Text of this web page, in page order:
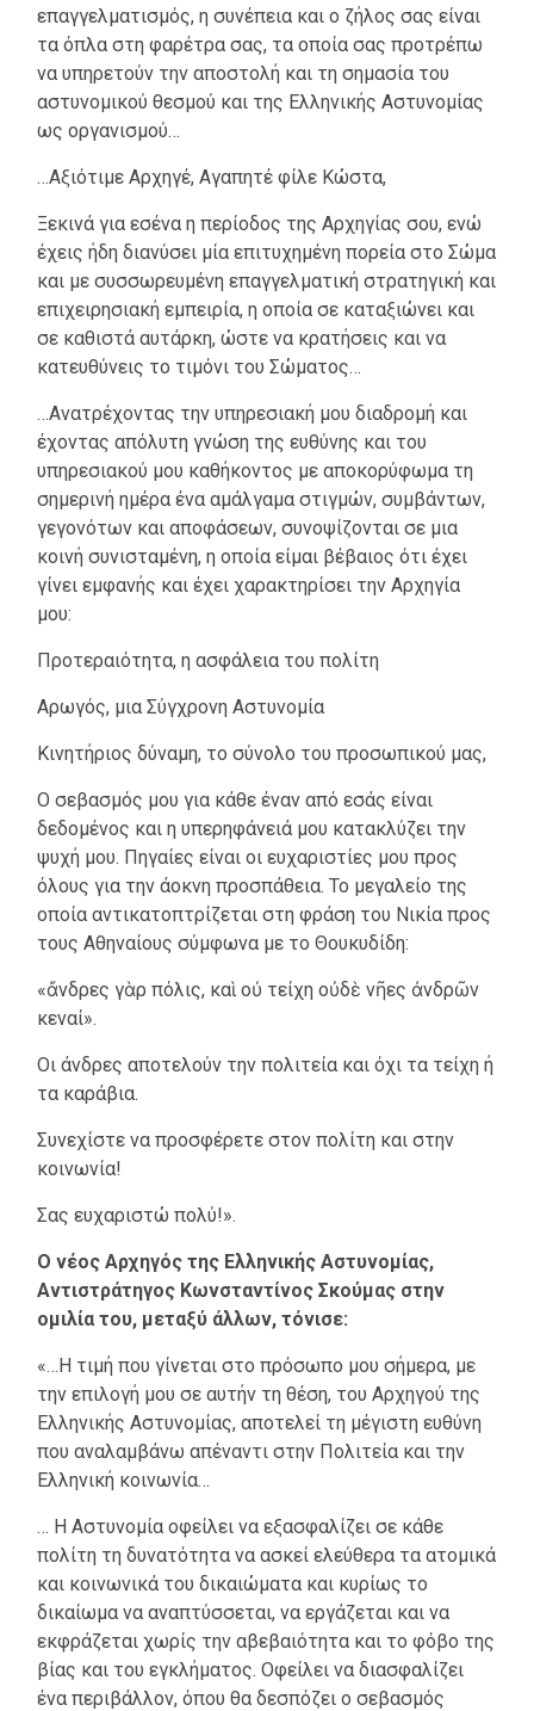
επαγγελματισμός, η συνέπεια και ο ζήλος σας είναι
τα όπλα στη φαρέτρα σας, τα οποία σας προτρέπω
να υπηρετούν την αποστολή και τη σημασία του
αστυνομικού θεσμού και της Ελληνικής Αστυνομίας
ως οργανισμού…
…Αξιότιμε Αρχηγέ, Αγαπητέ φίλε Κώστα,
Ξεκινά για εσένα η περίοδος της Αρχηγίας σου, ενώ
έχεις ήδη διανύσει μία επιτυχημένη πορεία στο Σώμα
και με συσσωρευμένη επαγγελματική στρατηγική και
επιχειρησιακή εμπειρία, η οποία σε καταξιώνει και
σε καθιστά αυτάρκη, ώστε να κρατήσεις και να
κατευθύνεις το τιμόνι του Σώματος…
…Ανατρέχοντας την υπηρεσιακή μου διαδρομή και
έχοντας απόλυτη γνώση της ευθύνης και του
υπηρεσιακού μου καθήκοντος με αποκορύφωμα τη
σημερινή ημέρα ένα αμάλγαμα στιγμών, συμβάντων,
γεγονότων και αποφάσεων, συνοψίζονται σε μια
κοινή συνισταμένη, η οποία είμαι βέβαιος ότι έχει
γίνει εμφανής και έχει χαρακτηρίσει την Αρχηγία
μου:
Προτεραιότητα, η ασφάλεια του πολίτη
Αρωγός, μια Σύγχρονη Αστυνομία
Κινητήριος δύναμη, το σύνολο του προσωπικού μας,
Ο σεβασμός μου για κάθε έναν από εσάς είναι
δεδομένος και η υπερηφάνειά μου κατακλύζει την
ψυχή μου. Πηγαίες είναι οι ευχαριστίες μου προς
όλους για την άοκνη προσπάθεια. Το μεγαλείο της
οποία αντικατοπτρίζεται στη φράση του Νικία προς
τους Αθηναίους σύμφωνα με το Θουκυδίδη:
«ἄνδρες γὰρ πόλις, καὶ οὐ τείχη οὐδὲ νῆες ἀνδρῶν
κεναί».
Οι άνδρες αποτελούν την πολιτεία και όχι τα τείχη ή
τα καράβια.
Συνεχίστε να προσφέρετε στον πολίτη και στην
κοινωνία!
Σας ευχαριστώ πολύ!».
Ο νέος Αρχηγός της Ελληνικής Αστυνομίας,
Αντιστράτηγος Κωνσταντίνος Σκούμας στην
ομιλία του, μεταξύ άλλων, τόνισε:
«…Η τιμή που γίνεται στο πρόσωπο μου σήμερα, με
την επιλογή μου σε αυτήν τη θέση, του Αρχηγού της
Ελληνικής Αστυνομίας, αποτελεί τη μέγιστη ευθύνη
που αναλαμβάνω απέναντι στην Πολιτεία και την
Ελληνική κοινωνία…
… Η Αστυνομία οφείλει να εξασφαλίζει σε κάθε
πολίτη τη δυνατότητα να ασκεί ελεύθερα τα ατομικά
και κοινωνικά του δικαιώματα και κυρίως το
δικαίωμα να αναπτύσσεται, να εργάζεται και να
εκφράζεται χωρίς την αβεβαιότητα και το φόβο της
βίας και του εγκλήματος. Οφείλει να διασφαλίζει
ένα περιβάλλον, όπου θα δεσπόζει ο σεβασμός